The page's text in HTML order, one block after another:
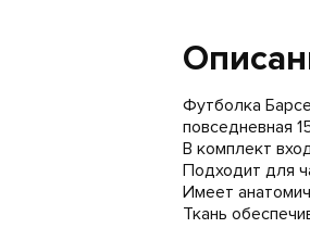
Футболка
повседневная
В комплект
Подходит для
Имеет
Ткань